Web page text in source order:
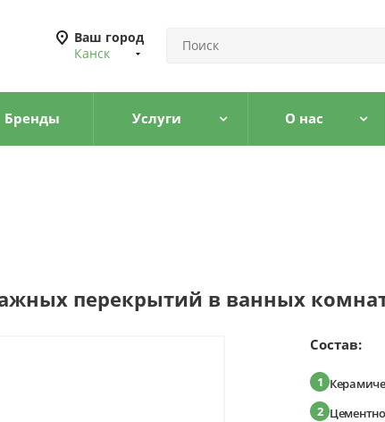
Ваш город
Канск
Бренды Услуги О нас
перекрытий в ванных
Состав:
1
2